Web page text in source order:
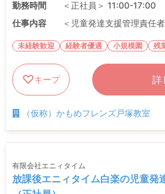
勤務時間
＜正社員＞ 11:00-17:00
仕事内容
＜児童発達支援管理責任
未経験歓迎 経験者優遇 小規模園 残
キープ 詳
（仮称）かもめフレンズ戸塚教室
有限会社エニィタイム
放課後エニィタイム白楽の児童発